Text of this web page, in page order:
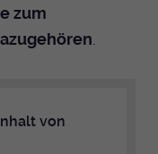
zum
von
der gesetzt wird